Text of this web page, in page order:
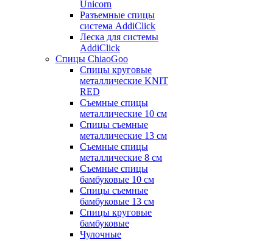
Unicorn
Разъемные спицы
система AddiClick
Леска для системы
AddiClick
Спицы ChiaoGoo
Спицы круговые
металлические KNIT
RED
Съемные спицы
металлические 10 см
Спицы съемные
металлические 13 см
Съемные спицы
металлические 8 см
Съемные спицы
бамбуковые 10 см
Спицы съемные
бамбуковые 13 см
Спицы круговые
бамбуковые
Чулочные